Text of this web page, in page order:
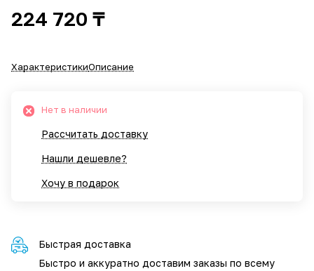
224 720 ₸
ХарактеристикиОписание
Нет в наличии
Рассчитать доставку
Нашли дешевле?
Хочу в подарок
Быстрая доставка
Быстро и аккуратно доставим заказы по всему